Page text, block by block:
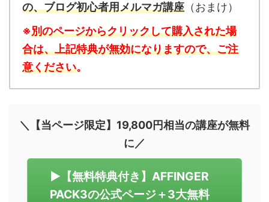
の、ブログ初心者用メルマガ講座 （おまけ）
※別のページからクリックして購入された場
合は、上記特典が無効になりますので、ご注
意ください。
＼【当ページ限定】19,800円相当の講座が無料
に／
▶︎【無料特典付き】AFFINGER
PACK3の公式ページ＋3大無料